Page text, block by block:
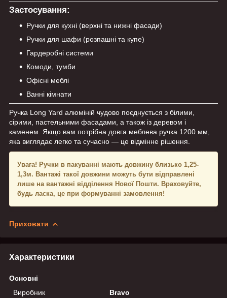
Застосування:
Ручки для кухні (верхні та нижні фасади)
Ручки для шафи (розпашні та купе)
Гардеробні системи
Комоди, тумби
Офісні меблі
Ванні кімнати
Ручка Long Yard алюміній чудово поєднується з білими,
сірими, пастельними фасадами, а також із деревом і
каменем. Якщо вам потрібна довга меблева ручка 1200 мм,
яка виглядає легко та сучасно — це відмінне рішення.
Увага! Ручки в пакуванні мають довжину близько 1,25-
1,3м. Вантажі такої довжини можуть бути відправлені
лише на вантажні відділення Нової Пошти. Враховуйте,
будь ласка, це при формуванні замовлення!
Приховати
Характеристики
Основні
Виробник
Bravo